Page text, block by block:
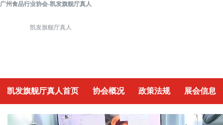
广州食品行业协会-凯发旗舰厅真人
凯发旗舰厅真人
凯发旗舰厅真人首页 协会概况 政策法规 展会信息
重要活动